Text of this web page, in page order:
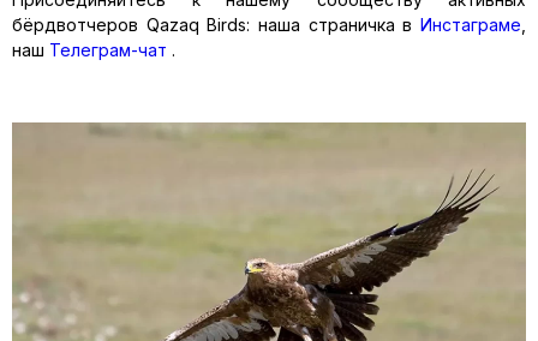
бёрдвотчеров Qazaq Birds: наша страничка в Инстаграме
наш Телеграм-чат .